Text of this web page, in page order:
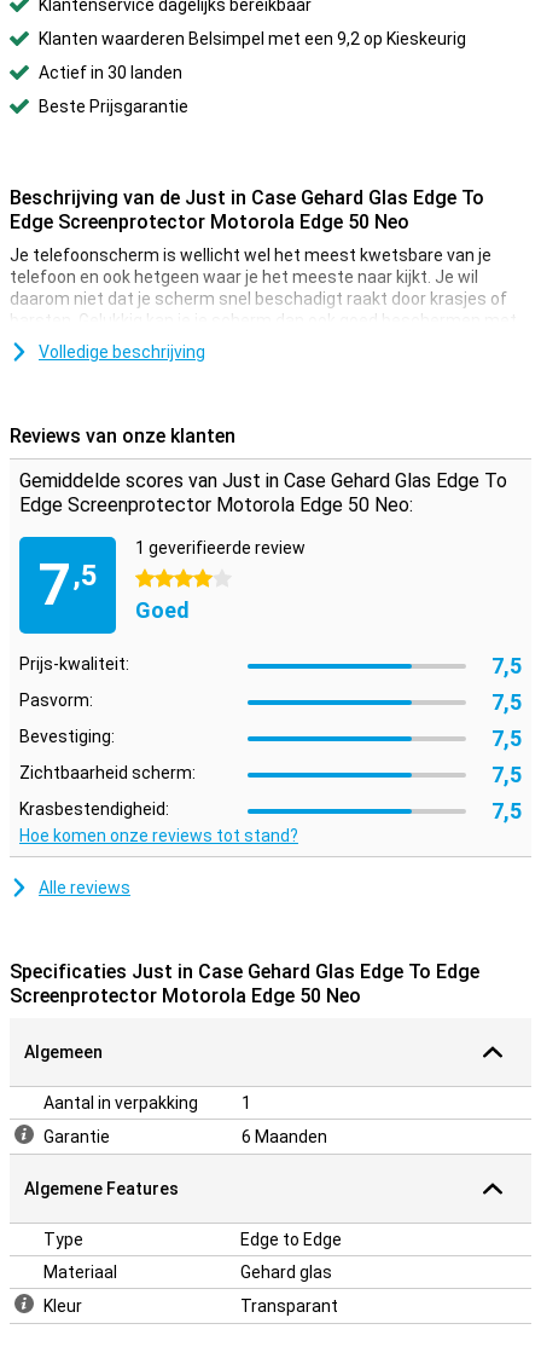
Klantenservice dagelijks bereikbaar
Klanten waarderen Belsimpel met een 9,2 op Kieskeurig
Actief in 30 landen
Beste Prijsgarantie
Beschrijving van de Just in Case Gehard Glas Edge To
Edge Screenprotector Motorola Edge 50 Neo
Je telefoonscherm is wellicht wel het meest kwetsbare van je
telefoon en ook hetgeen waar je het meeste naar kijkt. Je wil
daarom niet dat je scherm snel beschadigt raakt door krasjes of
barsten. Gelukkig kan je je scherm dan ook goed beschermen met
een screenprotector.
makkelijk aan te brengen, want een glazen screenprotector hecht
zich makkelijker vast dan plastic screenprotector.
Bescherm alle randjes van je display
Een edge to edge screenprotector zorgt voor volledige
bescherming van de display van je Motorola Edge 50 Neo en is
bovendien mooi afgewerkt. Hierdoor merk je bijna niet dat er een
screenprotector aanwezig is.
Volledige beschrijving
Reviews van onze klanten
Gemiddelde scores van Just in Case Gehard Glas Edge To
Edge Screenprotector Motorola Edge 50 Neo:
7,5
1 geverifieerde review
4 sterren
Goed
Prijs-kwaliteit: 7,5
Pasvorm: 7,5
Bevestiging: 7,5
Zichtbaarheid scherm: 7,5
Krasbestendigheid: 7,5
Hoe komen onze reviews tot stand?
Alle reviews
Specificaties Just in Case Gehard Glas Edge To Edge
Screenprotector Motorola Edge 50 Neo
Algemeen
Aantal in verpakking
1
Garantie
6 Maanden
Algemene Features
Type
Edge to Edge
Materiaal
Gehard glas
Kleur
Transparant